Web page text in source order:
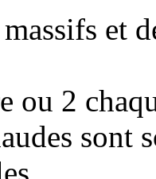
massifs et
ou 2
sont